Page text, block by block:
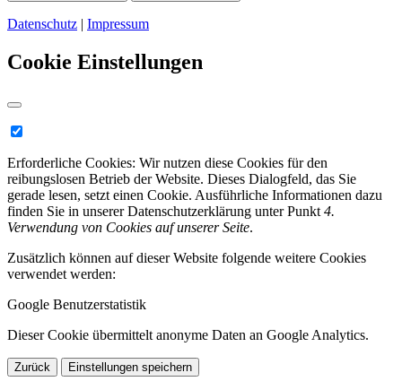
Datenschutz | Impressum
Cookie Einstellungen
Erforderliche Cookies: Wir nutzen diese Cookies für den
reibungslosen Betrieb der Website. Dieses Dialogfeld, das Sie
gerade lesen, setzt einen Cookie. Ausführliche Informationen dazu
finden Sie in unserer Datenschutzerklärung unter Punkt 4.
Verwendung von Cookies auf unserer Seite.
Zusätzlich können auf dieser Website folgende weitere Cookies
verwendet werden:
Google Benutzerstatistik
Dieser Cookie übermittelt anonyme Daten an Google Analytics.
Zurück Einstellungen speichern